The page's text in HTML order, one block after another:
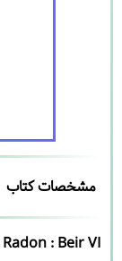
مشخصات کتاب
: Beir VI